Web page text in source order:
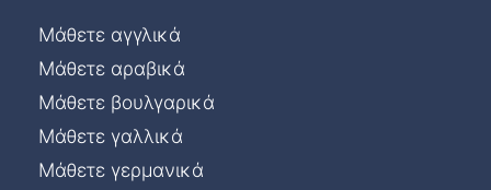
Μάθετε αγγλικά
Μάθετε αραβικά
Μάθετε βουλγαρικά
Μάθετε γαλλικά
Μάθετε γερμανικά